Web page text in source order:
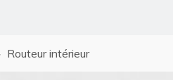
Routeur intérieur